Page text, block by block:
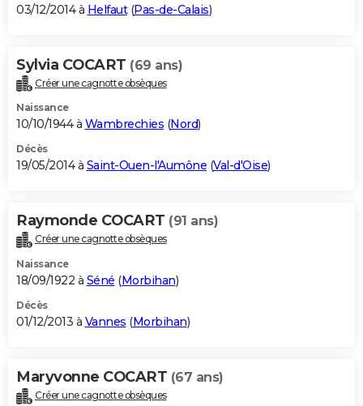
03/12/2014 à Helfaut(Pas-de-Calais)
Sylvia COCART (69 ans)
Créer une cagnotte obsèques
Naissance
10/10/1944 à Wambrechies (Nord)
Décès
19/05/2014 à Saint-Ouen-l'Aumône (Val-d'Oise)
Raymonde COCART (91 ans)
Créer une cagnotte obsèques
Naissance
18/09/1922 à Séné (Morbihan)
Décès
01/12/2013 à Vannes (Morbihan)
Maryvonne COCART (67 ans)
Créer une cagnotte obsèques